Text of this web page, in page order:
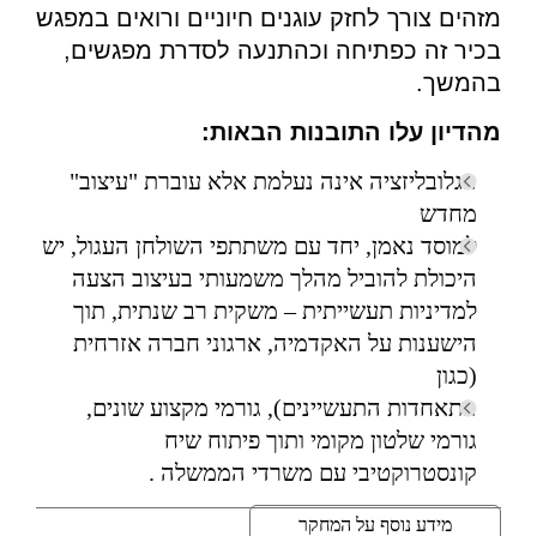
מזהים צורך לחזק עוגנים חיוניים ורואים במפגש
בכיר זה כפתיחה וכהתנעה לסדרת מפגשים,
בהמשך.
מהדיון עלו התובנות הבאות:
הגלובליזציה אינה נעלמת אלא עוברת "עיצוב"
מחדש
למוסד נאמן, יחד עם משתתפי השולחן העגול, יש
היכולת להוביל מהלך משמעותי בעיצוב הצעה
למדיניות תעשייתית – משקית רב שנתית, תוך
הישענות על האקדמיה, ארגוני חברה אזרחית
(כגון
התאחדות התעשיינים), גורמי מקצוע שונים,
גורמי שלטון מקומי ותוך פיתוח שיח
קונסטרוקטיבי עם משרדי הממשלה .
מידע נוסף על המחקר